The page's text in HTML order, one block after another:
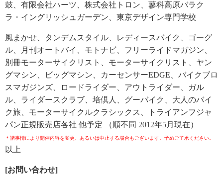
鼓、有限会社ハーツ、株式会社トロン、蓼科高原バラク
ラ・イングリッシュガーデン、東京デザイン専門学校
風まかせ、タンデムスタイル、レディースバイク、ゴーグ
ル、月刊オートバイ、モトナビ、フリーライドマガジン、
別冊モーターサイクリスト、モーターサイクリスト、ヤン
グマシン、ビッグマシン、カーセンサーEDGE、バイクブロ
スマガジンズ、ロードライダー、アウトライダー、ガル
ル、ライダースクラブ、培倶人、グーバイク、大人のバイ
ク旅、モーターサイクルクラシックス、トライアンフジャ
パン正規販売店各社 他予定 （順不同 2012年5月現在）
＊諸事情により開催内容を変更、あるいは中止する場合もございます。予めご了承ください。
以上
[お問い合わせ]